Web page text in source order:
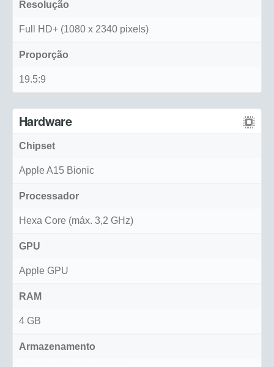
Resolução
Full HD+ (1080 x 2340 pixels)
Proporção
19.5:9
Hardware
Chipset
Apple A15 Bionic
Processador
Hexa Core (máx. 3,2 GHz)
GPU
Apple GPU
RAM
4 GB
Armazenamento